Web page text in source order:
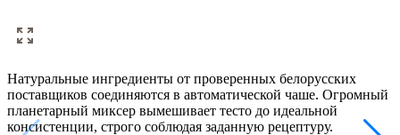
Натуральные ингредиенты от проверенных белорусских
поставщиков соединяются в автоматической чаше. Огромный
планетарный миксер вымешивает тесто до идеальной
консистенции, строго соблюдая заданную рецептуру.